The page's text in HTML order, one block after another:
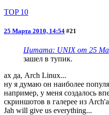
TOP 10
25 Марта 2010, 14:54 #21
Цитата: UNIX от 25
зашел в тупик.
ах да, Arch Linux...
ну я думаю он наиболее
например, у меня создалось
скриншотов в галерее из
Jah will give us everything...